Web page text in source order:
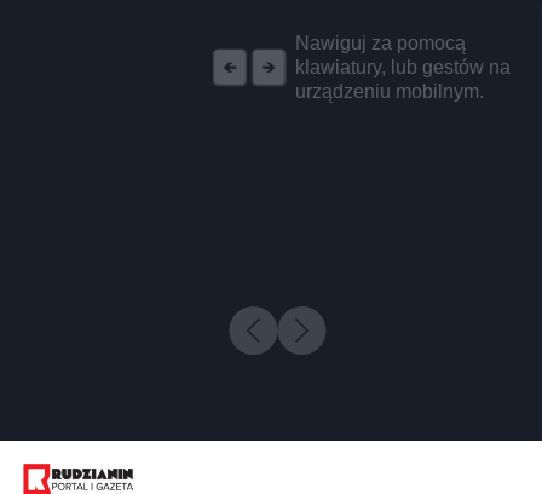
Nawiguj za pomocą
klawiatury, lub gestów na
urządzeniu mobilnym.